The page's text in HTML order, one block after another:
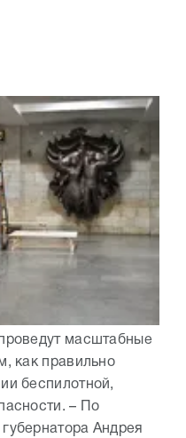
масштабные
как правильно
беспилотной,
– По
Андрея